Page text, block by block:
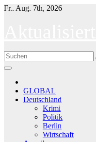
Skip
Fr.. Aug. 7th, 2026
GLOBAL
Deutschland
Krimi
Politik
Berlin
Wirtschaft